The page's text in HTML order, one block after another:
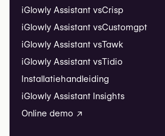
iGlowly Assistant vsCrisp
iGlowly Assistant vsCustomgpt
iGlowly Assistant vsTawk
iGlowly Assistant vsTidio
Installatiehandleiding
iGlowly Assistant Insights
Online demo ↗